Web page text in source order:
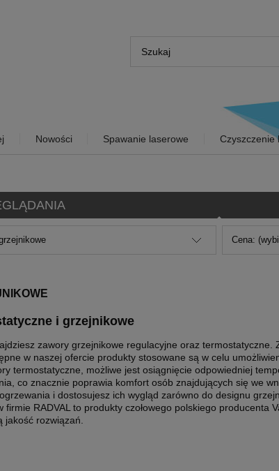
Nowości Spawanie laserowe Czyszczenie
Cena:
i grzejnikowe
zawory grzejnikowe regulacyjne oraz termostatyczne.
w naszej ofercie produkty stosowane są w celu
termostatyczne, możliwe jest osiągnięcie odpowiedniej
co znacznie poprawia komfort osób znajdujących się we
i dostosujesz ich wygląd zarówno do designu
firmie RADVAL to produkty czołowego polskiego producenta
jakość rozwiązań.